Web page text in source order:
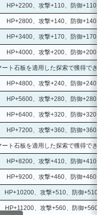
HP+2200、攻撃+110、防御+110、
HP+2800、攻撃+140、防御+140、
HP+3400、攻撃+170、防御+170、
HP+4000、攻撃+200、防御+200、
ート石板を適用した探索で獲得でき
HP+4800、攻撃+240、防御+240、
HP+5600、攻撃+280、防御+280、
HP+6400、攻撃+320、防御+320、
HP+7200、攻撃+360、防御+360、
ート石板を適用した探索で獲得でき
HP+8200、攻撃+410、防御+410、
HP+9200、攻撃+460、防御+460、
HP+10200、攻撃+510、防御+510
HP+11200、攻撃+560、防御+560